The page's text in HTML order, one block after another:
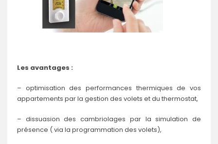
Les avantages :
– optimisation des performances thermiques de vos
appartements par la gestion des volets et du thermostat,
– dissuasion des cambriolages par la simulation de
présence ( via la programmation des volets),